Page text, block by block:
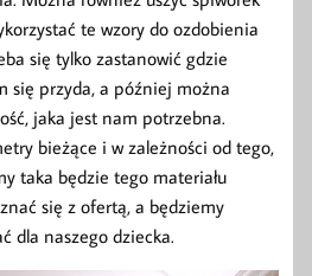
te wzory do ozdobienia
się tylko zastanowić gdzie
się przyda, a później można
jaka jest nam potrzebna.
bieżące i w zależności od tego,
taka będzie tego materiału
się z ofertą, a będziemy
dla naszego dziecka.